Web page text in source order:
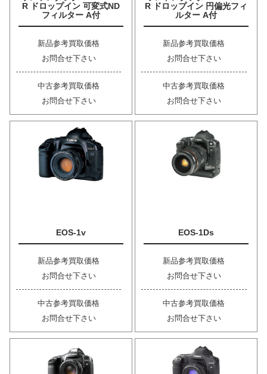
R ドロップイン 可変式ND
フィルター A付
新品参考買取価格
お問合せ下さい
中古参考買取価格
お問合せ下さい
R ドロップイン 円偏光フィ
ルター A付
新品参考買取価格
お問合せ下さい
中古参考買取価格
お問合せ下さい
EOS-1v
新品参考買取価格
お問合せ下さい
中古参考買取価格
お問合せ下さい
EOS-1Ds
新品参考買取価格
お問合せ下さい
中古参考買取価格
お問合せ下さい